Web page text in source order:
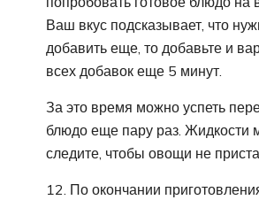
Ваш вкус подсказывает, что
добавить еще, то добавьте и
всех добавок еще 5 минут.
За это время можно успеть
блюдо еще пару раз. Жидкости
следите, чтобы овощи не
12. По окончании